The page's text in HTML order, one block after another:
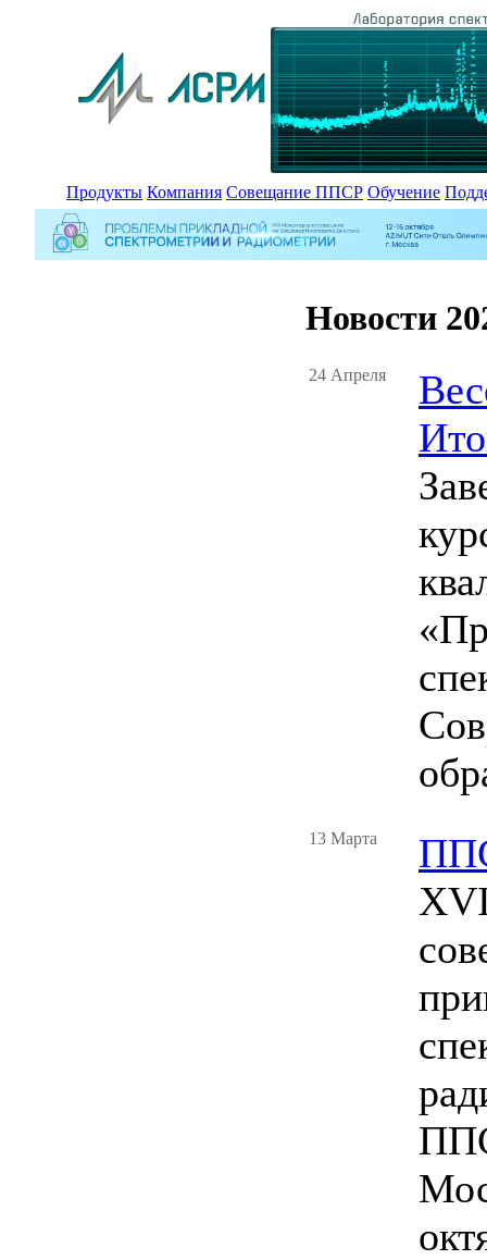
Продукты Компания Совещание ППСР Обучение
Новости
24 Апреля
13 Марта